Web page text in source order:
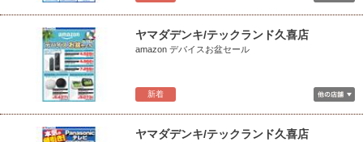
新着
ヤマダデンキ/テックランド久喜店
amazon デバイスお盆セール
ヤマダデンキ/テックランド久喜店